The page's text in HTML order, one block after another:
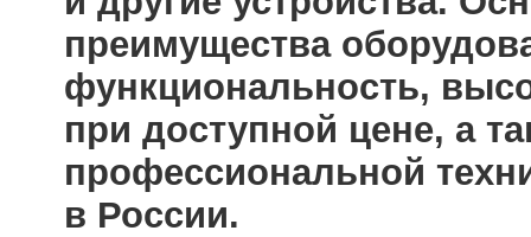
преимущества
функциональность,
при доступной цене, а
профессиональной
в России.